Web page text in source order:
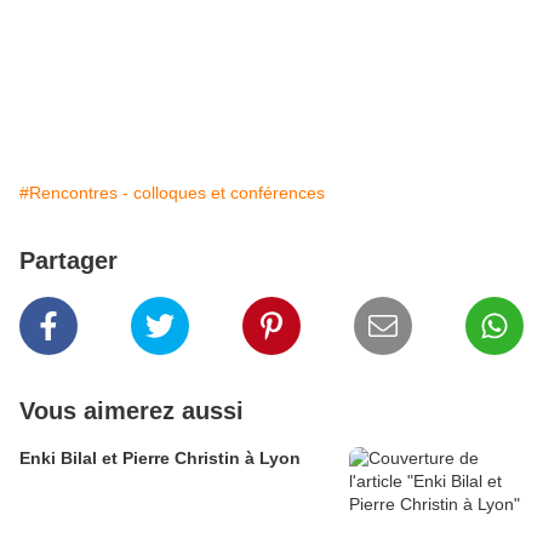
#Rencontres - colloques et conférences
Partager
Vous aimerez aussi
Enki Bilal et Pierre Christin à Lyon